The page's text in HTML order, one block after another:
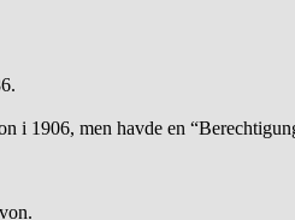
i 1906, men havde en